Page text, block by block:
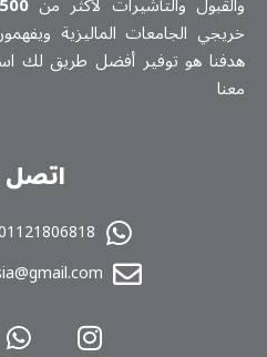
خريجي الجامعات الماليزية
هدفنا هو توفير أفضل طريق لك
معنا
اتصل
601121806818+ (واتس